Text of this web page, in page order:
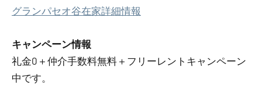
グランパセオ谷在家詳細情報
キャンペーン情報
礼金0 ＋ 仲介手数料無料 ＋ フリーレント キャンペーン
中です。